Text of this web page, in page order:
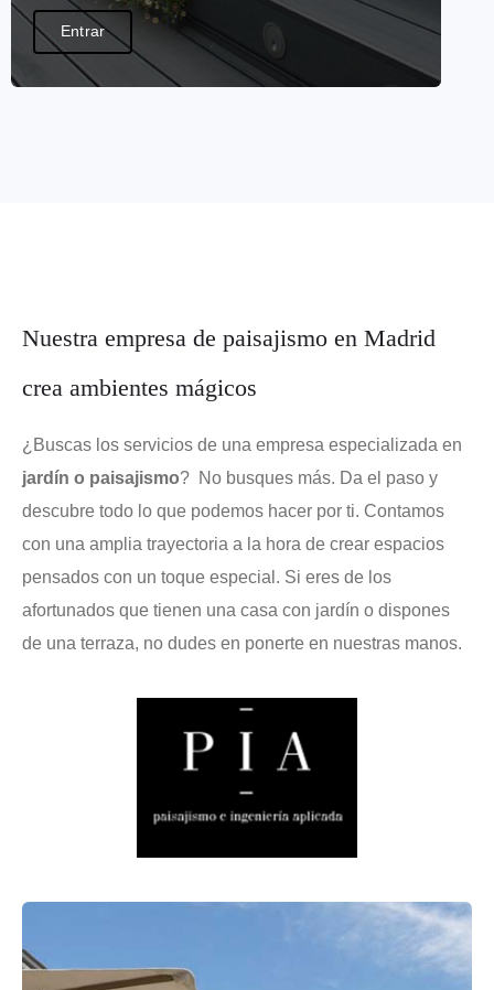
Entrar
Nuestra empresa de paisajismo en Madrid
crea ambientes mágicos
¿Buscas los servicios de una empresa especializada en
jardín o paisajismo? No busques más. Da el paso y
descubre todo lo que podemos hacer por ti. Contamos
con una amplia trayectoria a la hora de crear espacios
pensados con un toque especial. Si eres de los
afortunados que tienen una casa con jardín o dispones
de una terraza, no dudes en ponerte en nuestras manos.